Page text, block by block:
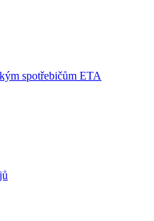
spotřebičům ETA